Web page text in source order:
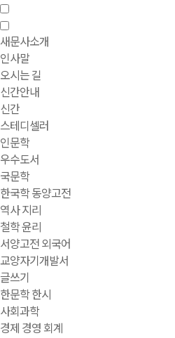
새문사소개
인사말
오시는 길
신간안내
신간
스테디셀러
인문학
우수도서
국문학
한국학 동양고전
역사 지리
철학 윤리
서양고전 외국어
교양자기개발서
글쓰기
한문학 한시
사회과학
경제 경영 회계